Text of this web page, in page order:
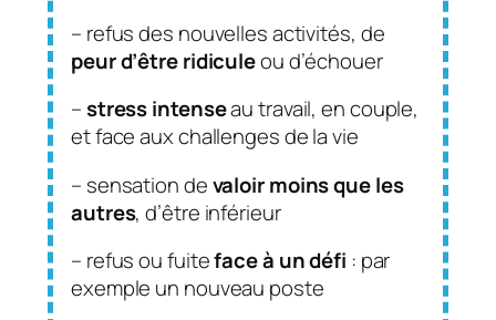
– refus des nouvelles activités, de
peur d’être ridiculeou d’échouer
–stress intenseau travail, en couple,
et face aux challenges de la vie
– sensation devaloir moins que les
autres, d’être inférieur
– refus ou fuiteface à un défi : par
exemple un nouveau poste